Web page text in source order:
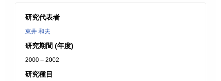
研究代表者
東井 和夫
研究期間 (年度)
2000 – 2002
研究種目